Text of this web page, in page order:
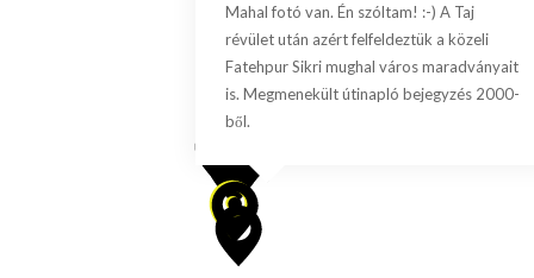
Mahal fotó van. Én szóltam! :-) A Taj
révület után azért felfeldeztük a közeli
Fatehpur Sikri mughal város maradványait
is. Megmenekült útinapló bejegyzés 2000-
ből.